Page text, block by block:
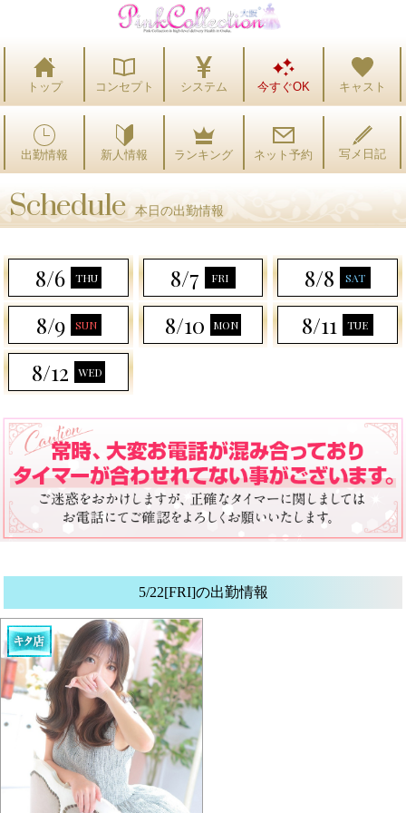
トップ コンセプト システム 今すぐOK キャスト
出勤情報 新人情報 ランキング ネット予約 写メ日記
Schedule 本日の出勤情報
8/6 THU 8/7 FRI 8/8 SAT
8/9 SUN 8/10 MON 8/11 TUE
8/12 WED
5/22[FRI]の出勤情報